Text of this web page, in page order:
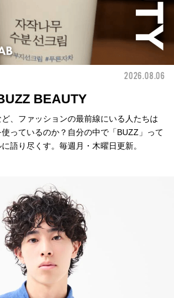
2026.08.06
BEAUTY
、ファッションの最前線にいる人たちは
っているのか？自分の中で「BUZZ」って
語り尽くす。毎週月・木曜日更新。